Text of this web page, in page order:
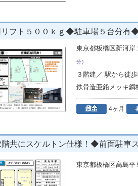
フト５００ｋｇ◆駐車場５台分有
東京都板橋区新河岸
分)
３階建／ 駅から徒
鉄骨造亜鉛メッキ鋼
4ヶ月
共にスケルトン仕様！◆前面駐車
東京都板橋区高島平